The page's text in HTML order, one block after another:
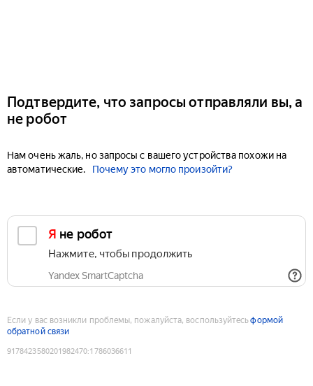
Подтвердите, что запросы отправляли вы, а
не робот
Нам очень жаль, но запросы с вашего устройства похожи на
автоматические.
Почему это могло произойти?
Я не робот
Нажмите, чтобы продолжить
Yandex SmartCaptcha
Если у вас возникли проблемы, пожалуйста, воспользуйтесьформой
обратной связи
9178423580201982470:1786036611